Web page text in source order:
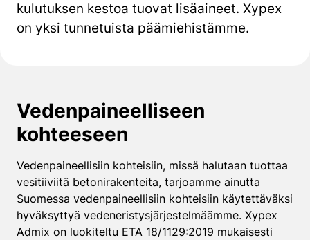
kulutuksen kestoa tuovat lisäaineet. Xypex
on yksi tunnetuista päämiehistämme.
Vedenpaineelliseen
kohteeseen
Vedenpaineellisiin kohteisiin, missä halutaan tuottaa
vesitiiviitä betonirakenteita, tarjoamme ainutta
Suomessa vedenpaineellisiin kohteisiin käytettäväksi
hyväksyttyä vedeneristysjärjestelmäämme. Xypex
Admix on luokiteltu ETA 18/1129:2019 mukaisesti